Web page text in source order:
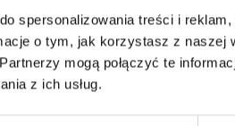
spersonalizowania treści i
o tym, jak korzystasz z naszej
Partnerzy mogą połączyć te
z ich usług.
historiapojazd.gov.pl website